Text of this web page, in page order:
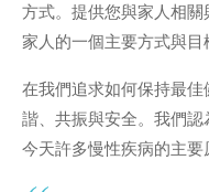
方式。提供您與家人相
家人的一個主要方式與目
在我們追求如何保持最
諧、共振與安全。我們
今天許多慢性疾病的主要